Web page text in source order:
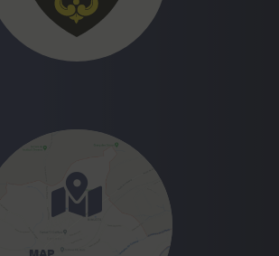
la possibilité technique et légale
de contribution immobilière au
prorata.
ou par l’usufruitier
le 1
janvier de la période
calculée sur la valeur fiscale fixée
de l’année civile précédant la
période fiscale.